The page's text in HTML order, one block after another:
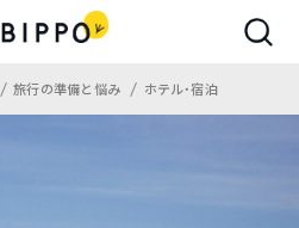
旅行の準備と悩み ホテル・宿泊